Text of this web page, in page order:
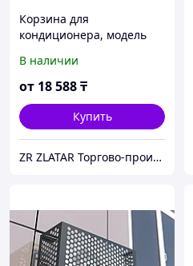
Корзина для
кондиционера, модель
В наличии
от 18 588₸
Купить
ZR ZLATAR Торгово-производственная Компания.